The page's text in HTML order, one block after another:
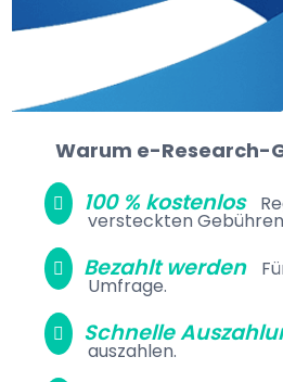
Warum e-Research-
100 % kostenlos
versteckten
Bezahlt werden
Umfrage.
Schnelle
auszahlen.